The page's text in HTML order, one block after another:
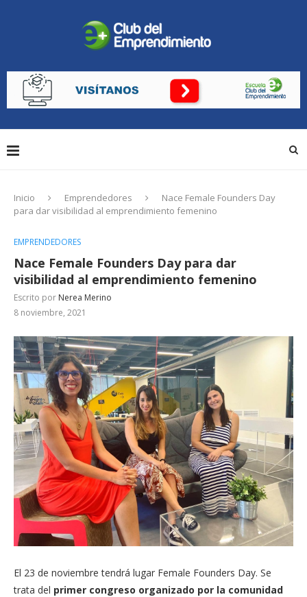
Inicio Emprendedores
Nace Female Founders Day
para dar visibilidad al emprendimiento femenino
EMPRENDEDORES
Nace Female Founders Day para dar
visibilidad al emprendimiento femenino
Escrito por Nerea Merino
8 noviembre, 2021
El 23 de noviembre tendrá lugar Female Founders Day. Se
trata del primer congreso organizado por la comunidad